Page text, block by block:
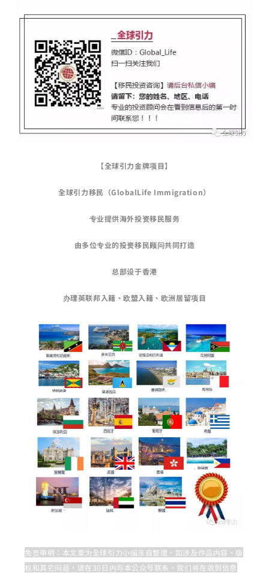
【全球引力金牌项目】
全球引力移民（GlobalLife Immigration）
专业提供海外投资移民服务
由多位专业的投资移民顾问共同打造
总部设于香港
办理英联邦入籍、欧盟入籍、欧洲居留项目
免责申明：本文章为全球引力小编亲自整理，如涉及作品内容、版
权和其它问题，请在30日内与本公众号联系，我们将在收到信息